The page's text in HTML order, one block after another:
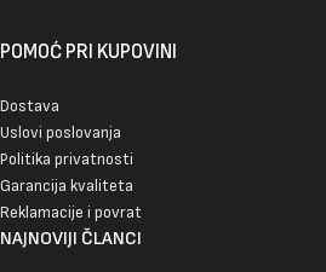
POMOĆ PRI KUPOVINI
Dostava
Uslovi poslovanja
Politika privatnosti
Garancija kvaliteta
Reklamacije i povrat
NAJNOVIJI ČLANCI